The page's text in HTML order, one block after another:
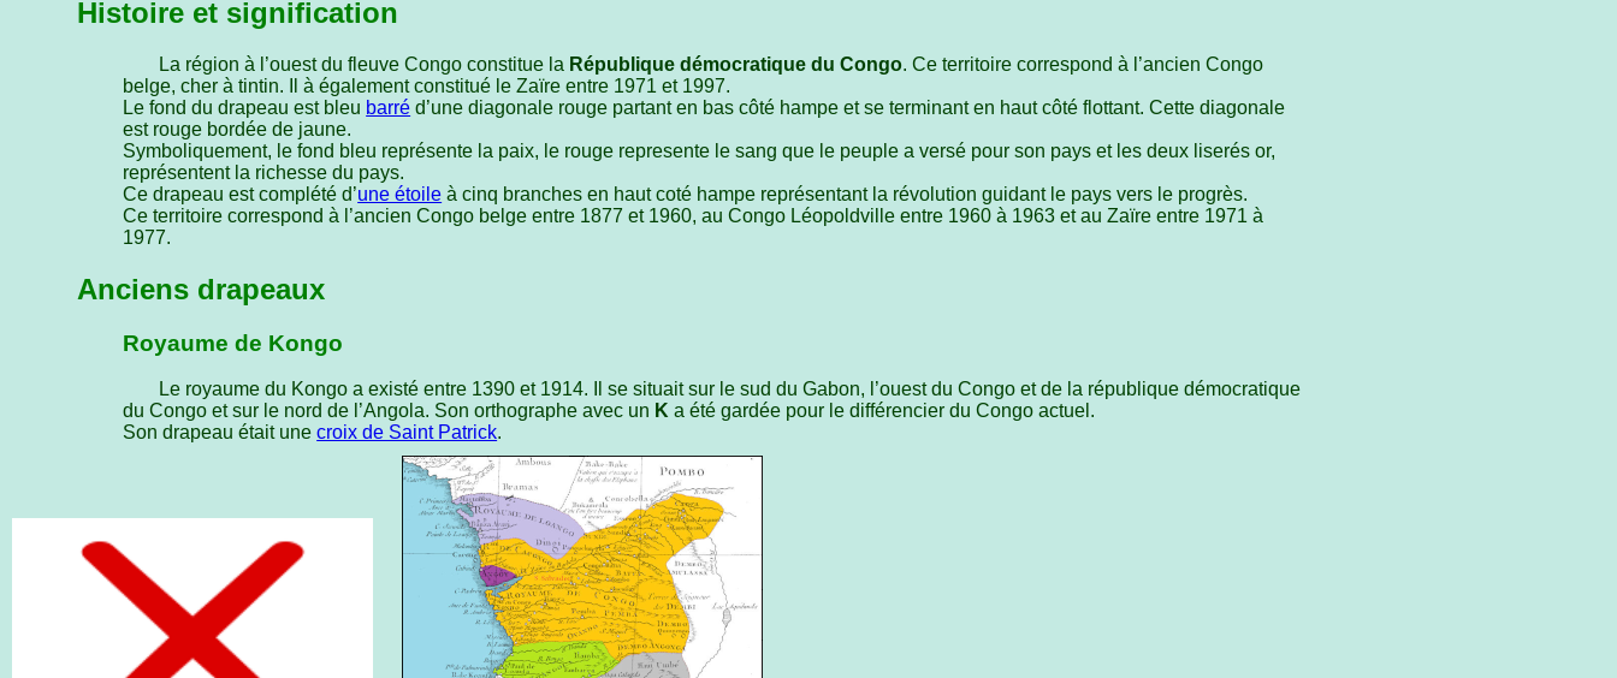
Histoire et signification
La région à l’ouest du fleuve Congo constitue la République démocratique du Congo. Ce territoire correspond à l’ancien Congo
belge, cher à tintin. Il à également constitué le Zaïre entre 1971 et 1997.
Le fond du drapeau est bleu barré d’une diagonale rouge partant en bas côté hampe et se terminant en haut côté flottant. Cette diagonale
est rouge bordée de jaune.
Symboliquement, le fond bleu représente la paix, le rouge represente le sang que le peuple a versé pour son pays et les deux liserés or,
représentent la richesse du pays.
Ce drapeau est complété d’une étoile à cinq branches en haut coté hampe représentant la révolution guidant le pays vers le progrès.
Ce territoire correspond à l’ancien Congo belge entre 1877 et 1960, au Congo Léopoldville entre 1960 à 1963 et au Zaïre entre 1971 à
1977.
Anciens drapeaux
Royaume de Kongo
Le royaume du Kongo a existé entre 1390 et 1914. Il se situait sur le sud du Gabon, l’ouest du Congo et de la république démocratique
du Congo et sur le nord de l’Angola. Son orthographe avec un K a été gardée pour le différencier du Congo actuel.
Son drapeau était unecroix de Saint Patrick.